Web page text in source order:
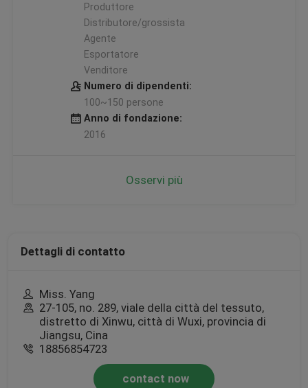
Produttore
Distributore/grossista
Agente
Esportatore
Venditore
Numero di dipendenti:
100~150 persone
Anno di fondazione:
2016
Osservi più
Dettagli di contatto
Miss. Yang
27-105, no. 289, viale della città del tessuto,
distretto di Xinwu, città di Wuxi, provincia di
Jiangsu, Cina
18856854723
contact now